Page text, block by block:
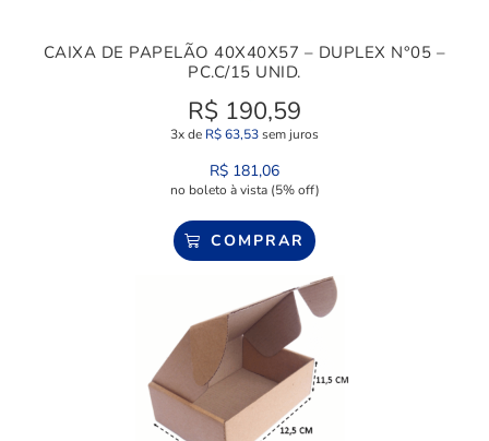
CAIXA DE PAPELÃO 40X40X57 – DUPLEX N°05 –
PC.C/15 UNID.
R$ 190,59
3x de R$63,53sem juros
R$ 181,06
no boleto à vista (5% off)
COMPRAR